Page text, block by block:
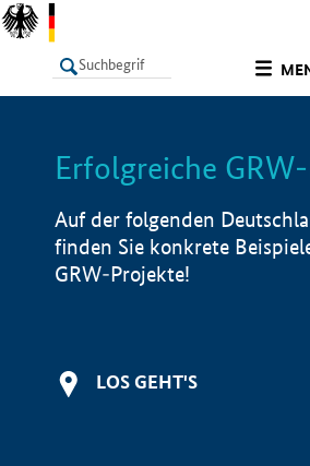
LISTE
Erfolgreiche
Auf der folgenden
finden Sie konkrete
GRW-Projekte!
LOS GEHT'S